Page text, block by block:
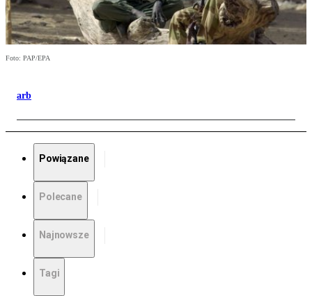
Foto: PAP/EPA
arb
Powiązane
Polecane
Najnowsze
Tagi